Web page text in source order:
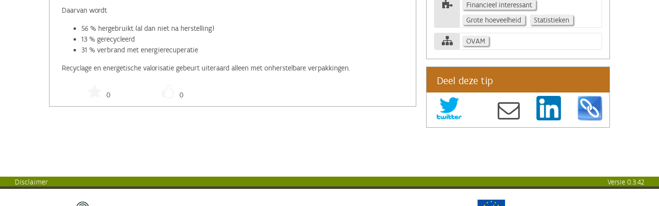
Daarvan wordt
56 % hergebruikt (al dan niet na herstelling)
13 % gerecycleerd
31 % verbrand met energierecuperatie
Recyclage en energetische valorisatie gebeurt uiteraard alleen met onherstelbare verpakkingen.
0 0
Financieel interessant
Grote hoeveelheid
Statistieken
OVAM
Deel deze tip
Disclaimer Versie 0.3.42